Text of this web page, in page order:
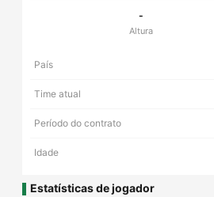
-
Altura
País
Time atual
Período do contrato
Idade
Estatísticas de jogador